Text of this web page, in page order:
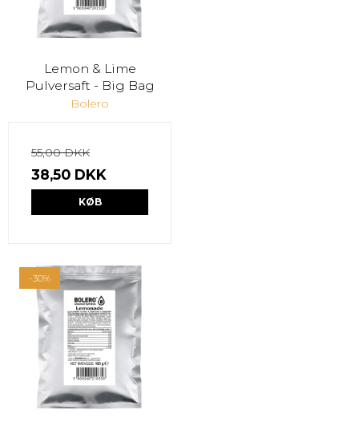
Lemon & Lime
Pulversaft - Big Bag
Bolero
55,00 DKK
38,50 DKK
KØB
-30%